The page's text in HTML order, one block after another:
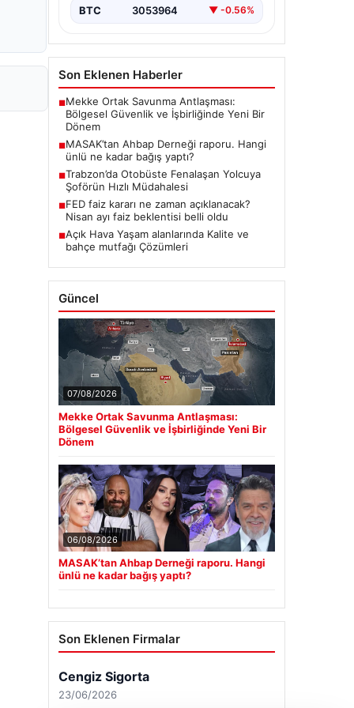
BTC 3053964 ▼ -0.56%
Son Eklenen Haberler
■Mekke Ortak Savunma Antlaşması:
Bölgesel Güvenlik ve İşbirliğinde Yeni Bir
Dönem
■MASAK’tan Ahbap Derneği raporu. Hangi
ünlü ne kadar bağış yaptı?
■Trabzon’da Otobüste Fenalaşan Yolcuya
Şoförün Hızlı Müdahalesi
■FED faiz kararı ne zaman açıklanacak?
Nisan ayı faiz beklentisi belli oldu
■Açık Hava Yaşam alanlarında Kalite ve
bahçe mutfağı Çözümleri
Güncel
07/08/2026
Mekke Ortak Savunma Antlaşması:
Bölgesel Güvenlik ve İşbirliğinde Yeni Bir
Dönem
06/08/2026
MASAK’tan Ahbap Derneği raporu. Hangi
ünlü ne kadar bağış yaptı?
Son Eklenen Firmalar
Cengiz Sigorta
23/06/2026